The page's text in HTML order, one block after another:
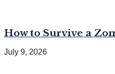
How to Survive a
July 9, 2026